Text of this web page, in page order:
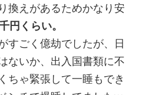
換えがあるためかなり安
円くらい。
すごく億劫でしたが、日
ないか、出入国書類に不
ちゃ緊張して一睡もでき